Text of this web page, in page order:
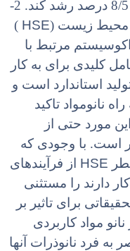
یعنی نرخ رشد متوسط سالانه 8/5 درصد رشد کند. 2-
HSE
)
مرتبط با
کلیدی برای به کار
استاندارد است و
نانومواد تاکید
مورد حتی از
است. با وجودی که
HSE از فرآیندهای
دارند را مستثنی
برای تاثیر بر
مواد کاربردی
فرد نانوذرات آنها